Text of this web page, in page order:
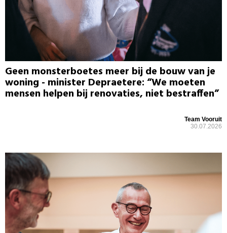
Geen monsterboetes meer bij de bouw van je
woning - minister Depraetere: “We moeten
mensen helpen bij renovaties, niet bestraffen”
Team Vooruit
30.07.2026